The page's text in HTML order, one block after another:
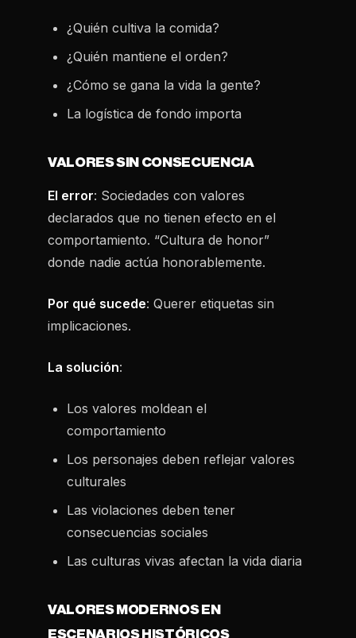
¿Quién cultiva la comida?
¿Quién mantiene el orden?
¿Cómo se gana la vida la gente?
La logística de fondo importa
VALORES SIN CONSECUENCIA
El error: Sociedades con valores
declarados que no tienen efecto en el
comportamiento. “Cultura de honor”
donde nadie actúa honorablemente.
Por qué sucede: Querer etiquetas sin
implicaciones.
La solución:
Los valores moldean el
comportamiento
Los personajes deben reflejar valores
culturales
Las violaciones deben tener
consecuencias sociales
Las culturas vivas afectan la vida diaria
VALORES MODERNOS EN
ESCENARIOS HISTÓRICOS